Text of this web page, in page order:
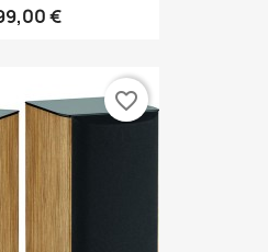
€
favorite_border